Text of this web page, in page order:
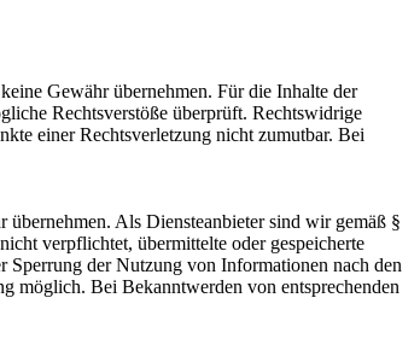
Gewähr übernehmen. Für die Inhalte der
Rechtsverstöße überprüft. Rechtswidrige
einer Rechtsverletzung nicht zumutbar. Bei
Als Diensteanbieter sind wir gemäß §
verpflichtet, übermittelte oder gespeicherte
der Nutzung von Informationen nach den
möglich. Bei Bekanntwerden von entsprechenden